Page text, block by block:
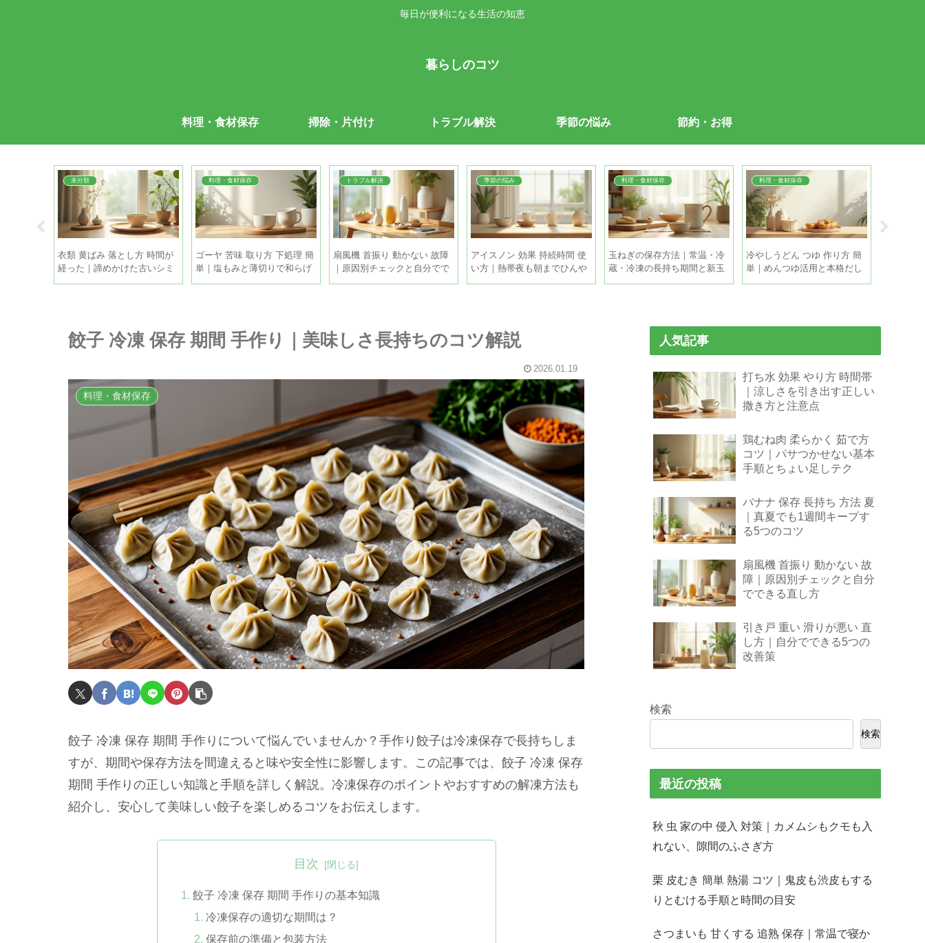
毎日が便利になる生活の知恵
暮らしのコツ
料理・食材保存 掃除・片付け トラブル解決 季節の悩み 節約・お得
未分類
衣類 黄ばみ 落とし方 時間が
経った｜諦めかけた古いシミ
も家庭で復活させる方法
料理・食材保存
ゴーヤ 苦味 取り方 下処理 簡
単｜塩もみと薄切りで和らげ
る手順
トラブル解決
扇風機 首振り 動かない 故障
｜原因別チェックと自分でで
きる直し方
季節の悩み
アイスノン 効果 持続時間 使
い方｜熱帯夜も朝までひんや
り眠るコツ
料理・食材保存
玉ねぎの保存方法｜常温・冷
蔵・冷凍の長持ち期間と新玉
ねぎの違い
料理・食材保存
冷やしうどん つゆ 作り方 簡
単｜めんつゆ活用と本格だし
を5分で
餃子 冷凍 保存 期間 手作り｜美味しさ長持ちのコツ解説
2026.01.19
料理・食材保存
餃子 冷凍 保存 期間 手作りについて悩んでいませんか？手作り餃子は冷凍保存で長持ちしま
すが、期間や保存方法を間違えると味や安全性に影響します。この記事では、餃子 冷凍 保存
期間 手作りの正しい知識と手順を詳しく解説。冷凍保存のポイントやおすすめの解凍方法も
紹介し、安心して美味しい餃子を楽しめるコツをお伝えします。
目次
餃子 冷凍 保存 期間 手作りの基本知識
冷凍保存の適切な期間は？
保存前の準備と包装方法
人気記事
打ち水 効果 やり方 時間帯
｜涼しさを引き出す正しい
撒き方と注意点
鶏むね肉 柔らかく 茹で方
コツ｜パサつかせない基本
手順とちょい足しテク
バナナ 保存 長持ち 方法 夏
｜真夏でも1週間キープす
る5つのコツ
扇風機 首振り 動かない 故
障｜原因別チェックと自分
でできる直し方
引き戸 重い 滑りが悪い 直
し方｜自分でできる5つの
改善策
検索
検索
最近の投稿
秋 虫 家の中 侵入 対策｜カメムシもクモも入
れない、隙間のふさぎ方
栗 皮むき 簡単 熱湯 コツ｜鬼皮も渋皮もする
りとむける手順と時間の目安
さつまいも 甘くする 追熟 保存｜常温で寝か